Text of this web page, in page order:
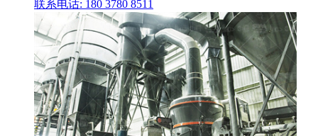
联系电话: 180 3780 8511